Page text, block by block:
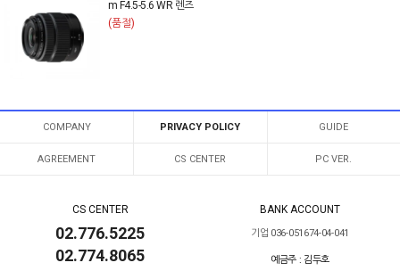
m F4.5-5.6 WR 렌즈
(품절)
COMPANY PRIVACY POLICY GUIDE
AGREEMENT CS CENTER PC VER.
CS CENTER
02.776.5225
02.774.8065
BANK ACCOUNT
기업 036-051674-04-041
예금주 : 김두호